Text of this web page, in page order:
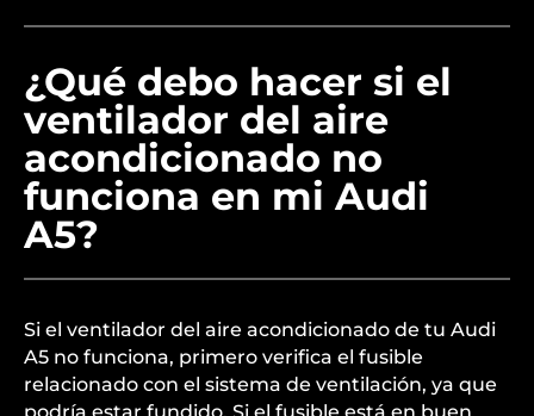
¿Qué debo hacer si el
ventilador del aire
acondicionado no
funciona en mi Audi
A5?
Si el ventilador del aire acondicionado de tu Audi
A5 no funciona, primero verifica el fusible
relacionado con el sistema de ventilación, ya que